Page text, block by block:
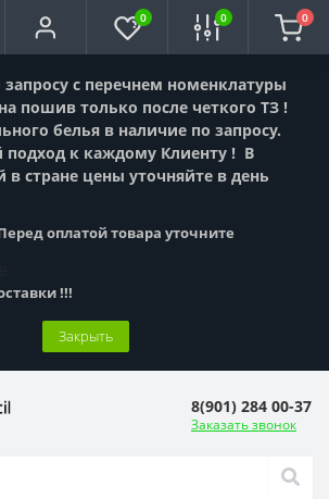
с перечнем номенклатуры
пошив только после четкого ТЗ !
белья в наличие по запросу.
к каждому Клиенту ! В
в стране цены уточняйте в день
оплатой товара уточните
!!!
Закрыть
0 0 0
8(901) 284 00-37
Заказать звонок